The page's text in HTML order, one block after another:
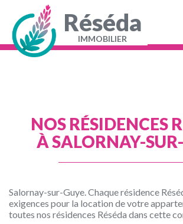
contenu
principal
Réséda
IMMOBILIER
Navigation
principale
NOS RÉSIDENCES
À SALORNAY-
Salornay-sur-Guye. Chaque résidence
exigences pour la location de votre
toutes nos résidences Réséda dans cette